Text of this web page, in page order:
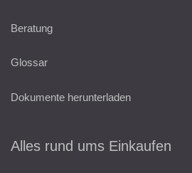
Beratung
Glossar
Dokumente herunterladen
Alles rund ums Einkaufen